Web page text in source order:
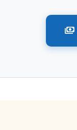
payments